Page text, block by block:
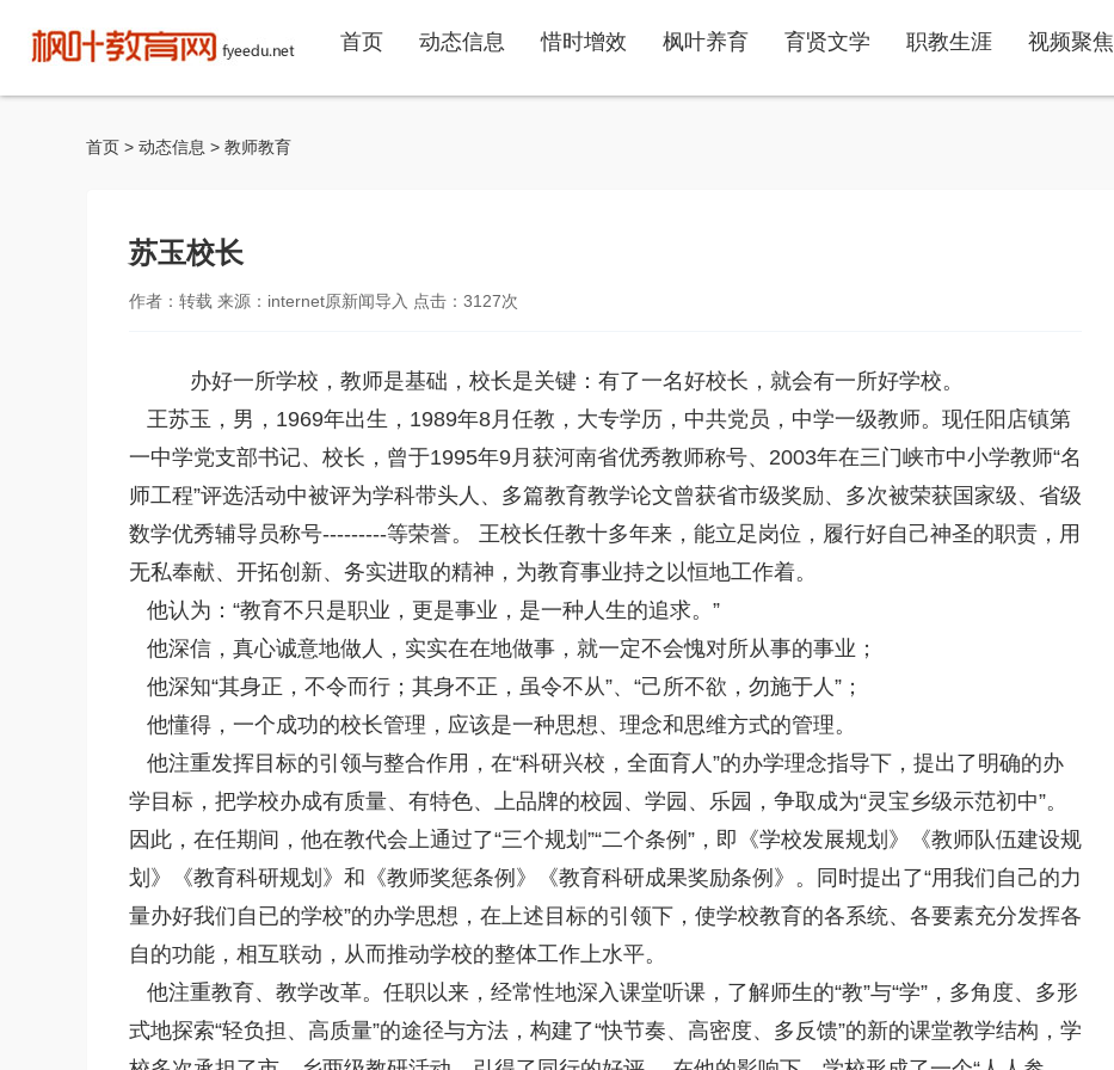
首页 动态信息 惜时增效 枫叶养育 育贤文学 职教生涯 视频聚焦
首页 > 动态信息 > 教师教育
苏玉校长
作者：转载 来源：internet原新闻导入 点击： 3127次
办好一所学校，教师是基础，校长是关键：有了一名好校长，就会有一所好学校。
王苏玉，男，1969年出生，1989年8月任教，大专学历，中共党员，中学一级教师。现任阳店镇第
一中学党支部书记、校长，曾于1995年9月获河南省优秀教师称号、2003年在三门峡市中小学教师“名
师工程”评选活动中被评为学科带头人、多篇教育教学论文曾获省市级奖励、多次被荣获国家级、省级
数学优秀辅导员称号---------等荣誉。 王校长任教十多年来，能立足岗位，履行好自己神圣的职责，用
无私奉献、开拓创新、务实进取的精神，为教育事业持之以恒地工作着。
他认为：“教育不只是职业，更是事业，是一种人生的追求。”
他深信，真心诚意地做人，实实在在地做事，就一定不会愧对所从事的事业；
他深知“其身正，不令而行；其身不正，虽令不从”、“己所不欲，勿施于人”；
他懂得，一个成功的校长管理，应该是一种思想、理念和思维方式的管理。
他注重发挥目标的引领与整合作用，在“科研兴校，全面育人”的办学理念指导下，提出了明确的办
学目标，把学校办成有质量、有特色、上品牌的校园、学园、乐园，争取成为“灵宝乡级示范初中”。
因此，在任期间，他在教代会上通过了“三个规划”“二个条例”，即《学校发展规划》《教师队伍建设规
划》《教育科研规划》和《教师奖惩条例》《教育科研成果奖励条例》。同时提出了“用我们自己的力
量办好我们自已的学校”的办学思想，在上述目标的引领下，使学校教育的各系统、各要素充分发挥各
自的功能，相互联动，从而推动学校的整体工作上水平。
他注重教育、教学改革。任职以来，经常性地深入课堂听课，了解师生的“教”与“学”，多角度、多形
式地探索“轻负担、高质量”的途径与方法，构建了“快节奏、高密度、多反馈”的新的课堂教学结构，学